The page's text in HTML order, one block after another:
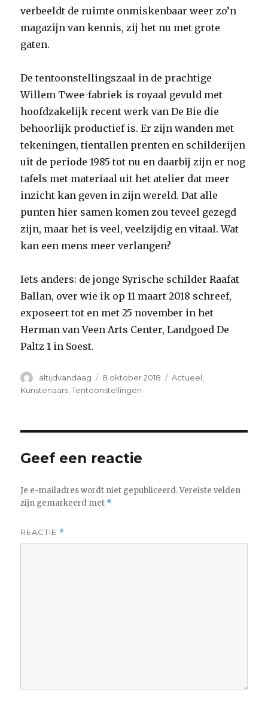
verbeeldt de ruimte onmiskenbaar weer zo’n
magazijn van kennis, zij het nu met grote
gaten.
De tentoonstellingszaal in de prachtige
Willem Twee-fabriek is royaal gevuld met
hoofdzakelijk recent werk van De Bie die
behoorlijk productief is. Er zijn wanden met
tekeningen, tientallen prenten en schilderijen
uit de periode 1985 tot nu en daarbij zijn er nog
tafels met materiaal uit het atelier dat meer
inzicht kan geven in zijn wereld. Dat alle
punten hier samen komen zou teveel gezegd
zijn, maar het is veel, veelzijdig en vitaal. Wat
kan een mens meer verlangen?
Iets anders: de jonge Syrische schilder Raafat
Ballan, over wie ik op 11 maart 2018 schreef,
exposeert tot en met 25 november in het
Herman van Veen Arts Center, Landgoed De
Paltz 1 in Soest.
Auteur
altijdvandaag
Geplaatst
op
8 oktober 2018 Categorieën
Actueel
Kunstenaars ,Tentoonstellingen
Geef een reactie
Je e-mailadres wordt niet gepubliceerd. Vereiste velden
zijn gemarkeerd met *
REACTIE *